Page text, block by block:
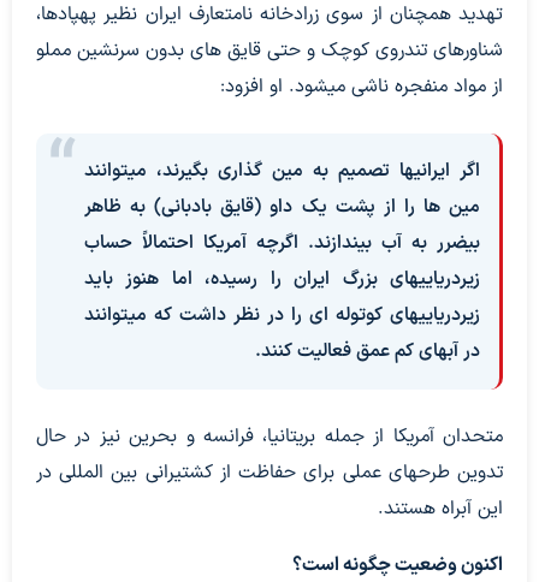
تهدید همچنان از سوی زرادخانه نامتعارف ایران نظیر پهپادها،
شناورهای تندروی کوچک و حتی قایق های بدون سرنشین مملو
از مواد منفجره ناشی میشود. او افزود:
اگر ایرانیها تصمیم به مین گذاری بگیرند، میتوانند
مین ها را از پشت یک داو (قایق بادبانی) به ظاهر
بیضرر به آب بیندازند. اگرچه آمریکا احتمالاً حساب
زیردریاییهای بزرگ ایران را رسیده، اما هنوز باید
زیردریاییهای کوتوله ای را در نظر داشت که میتوانند
در آبهای کم عمق فعالیت کنند.
متحدان آمریکا از جمله بریتانیا، فرانسه و بحرین نیز در حال
تدوین طرحهای عملی برای حفاظت از کشتیرانی بین المللی در
این آبراه هستند.
اکنون وضعیت چگونه است؟